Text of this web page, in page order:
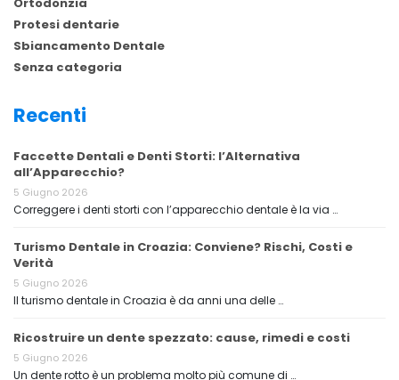
Protesi dentarie
Sbiancamento Dentale
Senza categoria
Recenti
Faccette Dentali e Denti Storti: l’Alternativa
all’Apparecchio?
5 Giugno 2026
Correggere i denti storti con l’apparecchio dentale è la via …
Turismo Dentale in Croazia: Conviene? Rischi, Costi e
Verità
5 Giugno 2026
Il turismo dentale in Croazia è da anni una delle …
Ricostruire un dente spezzato: cause, rimedi e costi
5 Giugno 2026
Un dente rotto è un problema molto più comune di …